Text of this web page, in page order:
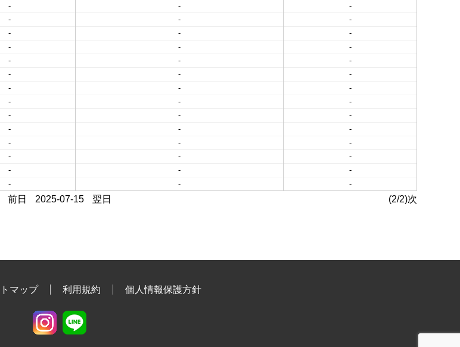
- -
-
- -
-
- -
-
- -
-
- -
-
- -
-
- -
-
- -
-
- -
-
- -
-
- -
-
- -
-
- -
-
- - -
前日 2025-07-15 翌日 (2/2)次
マップ 利用規約 個人情報保護方針